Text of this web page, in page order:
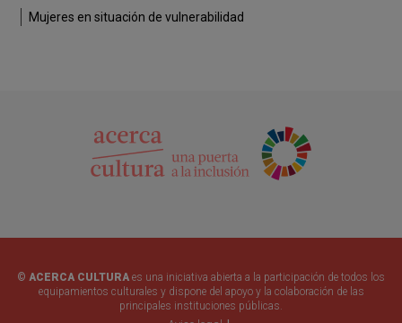
Mujeres en situación de vulnerabilidad
© ACERCA CULTURA es una iniciativa abierta a la participación de todos los
equipamientos culturales y dispone del apoyo y la colaboración de las
principales instituciones públicas.